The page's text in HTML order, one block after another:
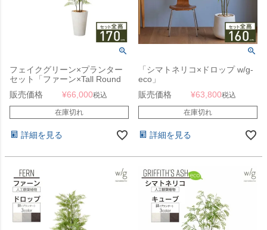
フェイクグリーン×プランター
セット「ファーン×Tall Round
w/g」[高さ170cm・人工樹木・
人工観葉植物]
販売価格 ¥66,000税込
在庫切れ
詳細を見る
「シマトネリコ×ドロップ w/g-
eco」
販売価格
¥63,800税込
在庫切れ
詳細を見る